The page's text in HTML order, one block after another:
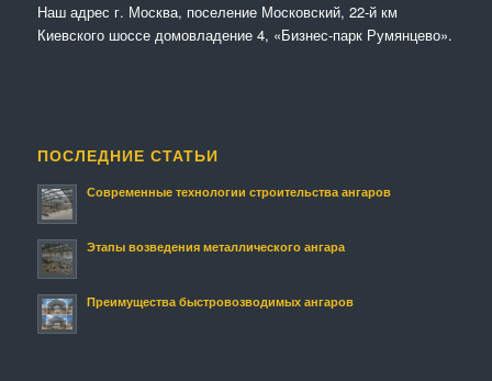
Наш адрес г. Москва, поселение Московский, 22-й км
Киевского шоссе домовладение 4, «Бизнес-парк Румянцево».
ПОСЛЕДНИЕ СТАТЬИ
Современные технологии строительства ангаров
Этапы возведения металлического ангара
Преимущества быстровозводимых ангаров